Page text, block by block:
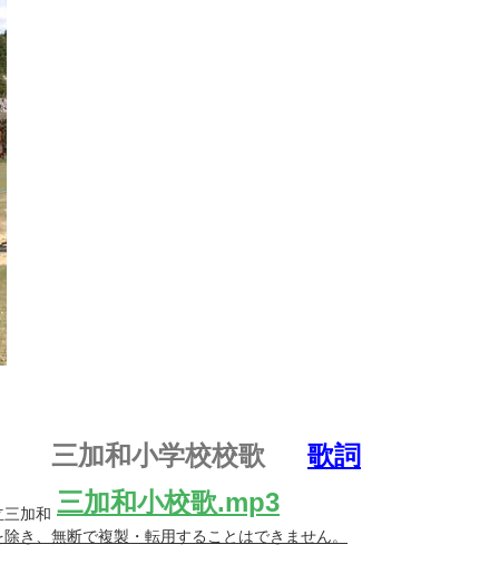
三加和小学校校歌
歌詞
三加和小校歌.mp3
加和
き、無断で複製・転用することはできません。